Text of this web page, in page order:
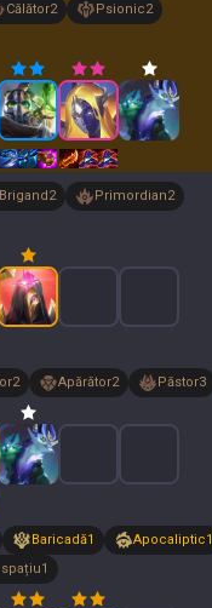
Călător2 Psionic2
Brigand2 Primordian2
2 Apărător2 Păstor3
Baricadă1 Apocaliptic1
1